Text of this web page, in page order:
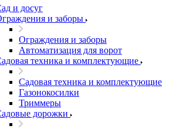
и досуг
и заборы
Ограждения и заборы
Автоматизация для ворот
техника и комплектующие
Садовая техника и комплектующие
Газонокосилки
Триммеры
дорожки